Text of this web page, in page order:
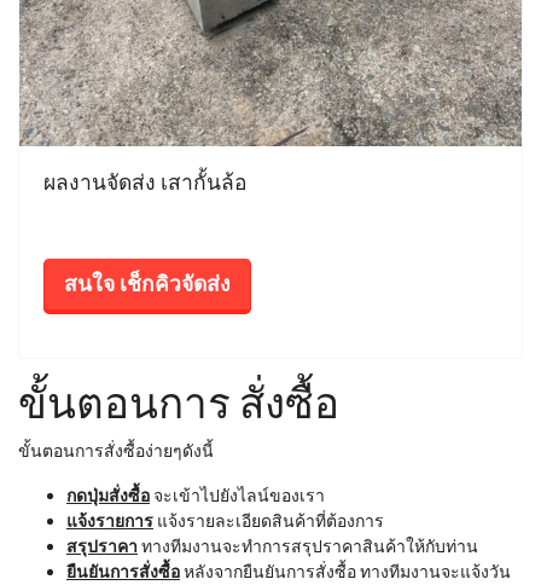
ผลงานจัดส่ง เสากั้นล้อ
สนใจ เช็กคิวจัดส่ง
ขั้นตอนการ สั่งซื้อ
ขั้นตอนการสั่งซื้อง่ายๆดังนี้
กดปุ่มสั่งซื้อ จะเข้าไปยังไลน์ของเรา
แจ้งรายการ แจ้งรายละเอียดสินค้าที่ต้องการ
สรุปราคา ทางทีมงานจะทำการสรุปราคาสินค้าให้กับท่าน
ยืนยันการสั่งซื้อหลังจากยืนยันการสั่งซื้อ ทางทีมงานจะแจ้งวัน